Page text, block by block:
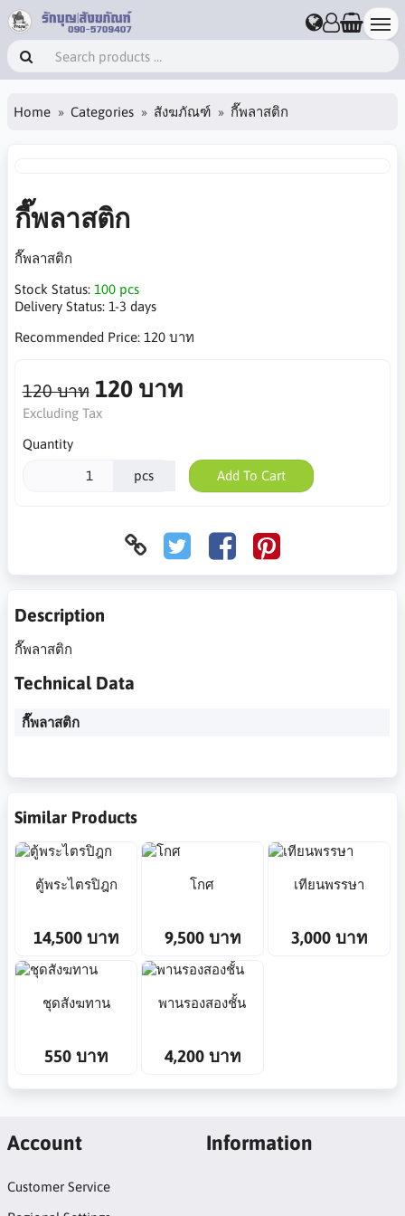
Home Categories สังฆภัณฑ์ กี๊พลาสติก
กี๊พลาสติก
กี๊พลาสติก
Stock Status: 100 pcs
Delivery Status: 1-3 days
Recommended Price: 120 บาท
120 บาท 120 บาท
Excluding Tax
Quantity
pcs Add To Cart
Description
กี๊พลาสติก
Technical Data
กี๊พลาสติก
Similar Products
ตู้พระไตรปิฎก
14,500 บาท
โกศ
9,500 บาท
เทียนพรรษา
3,000 บาท
ชุดสังฆทาน
550 บาท
พานรองสองชั้น
4,200 บาท
Account
Customer Service
Information